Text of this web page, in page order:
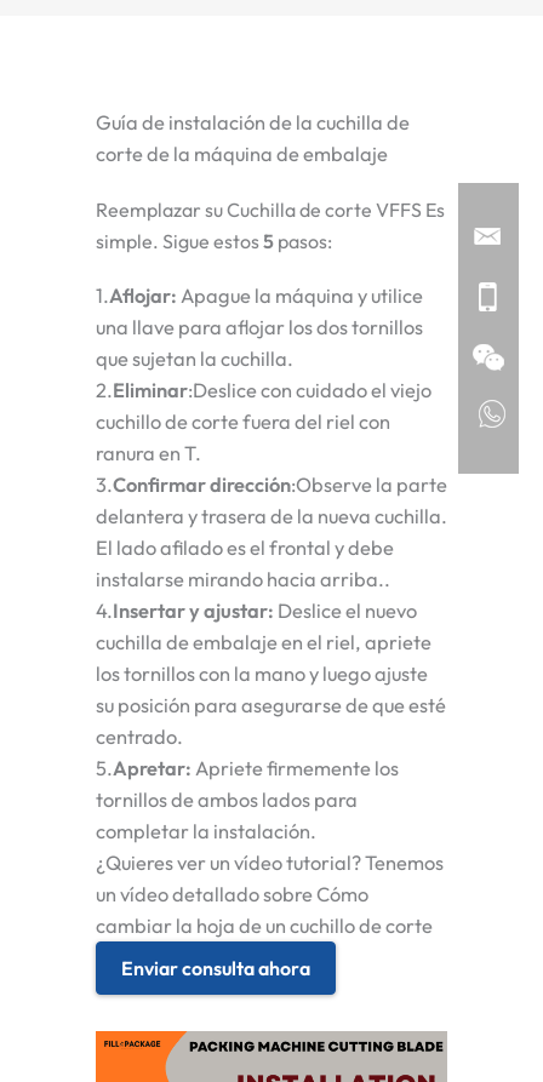
Guía de instalación de la cuchilla de
corte de la máquina de embalaje
Reemplazar suCuchilla de corte VFFS Es
simple. Sigue estos5 pasos:
1.Aflojar: Apague la máquina y utilice
una llave para aflojar los dos tornillos
que sujetan la cuchilla.
2.Eliminar:Deslice con cuidado el viejo
cuchillo de cortefuera del riel con
ranura en T.
3.Confirmar dirección:Observe la parte
delantera y trasera de la nueva cuchilla.
El lado afilado es el frontal y debe
instalarse mirando hacia arriba..
4.Insertar y ajustar: Deslice el nuevo
cuchilla de embalajeen el riel, apriete
los tornillos con la mano y luego ajuste
su posición para asegurarse de que esté
centrado.
5.Apretar: Apriete firmemente los
tornillos de ambos lados para
completar la instalación.
¿Quieres ver un vídeo tutorial?Tenemos
un vídeo detallado sobreCómo
cambiar la hoja de un cuchillo de corte
Enviar consulta ahora